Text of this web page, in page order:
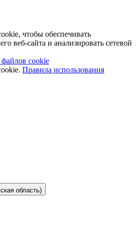
чтобы обеспечивать
веб-сайта и анализировать сетевой
cookie
Правила использования
область)